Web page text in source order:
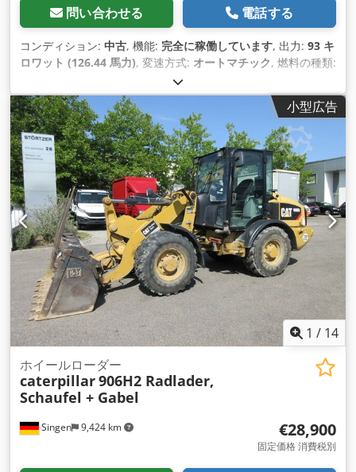
問い合わせる 電話する
コンディション: 中古, 機能: 完全に稼働しています, 出力: 93 キ
ロワット (126.44 馬力), 変速方式: オートマチック, 燃料の種類:
12,600 kg（キログラム）
12,600 kg（キログラム）, アクスル構成:4x4, 初回登録:
10/1998, 製造年:1998, 稼働時間:17,762 h ディーゼル,
装備:パレットフォーク, 全輪駆動,
小型広告
1 / 14
Singen 9,424 km
ホイールローダー
caterpillar906H2 Radlader,
Schaufel + Gabel
€28,900
固定価格 消費税別